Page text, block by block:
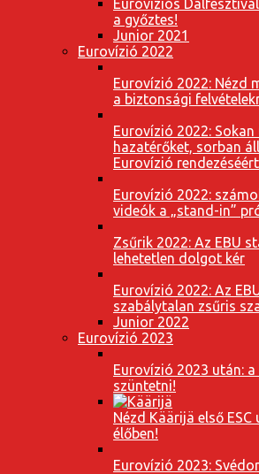
Eurovíziós
a győztes!
Junior 2021
Eurovízió 2022
Eurovízió 2022: Nézd
a biztonsági
Eurovízió 2022:
hazatérőket, sorban
Eurovízió rendezéséért
Eurovízió 2022:
videók a „stand-in”
Zsűrik 2022: Az EBU
lehetetlen dolgot kér
Eurovízió 2022: Az
szabálytalan zsűris
Junior 2022
Eurovízió 2023
Eurovízió 2023 után:
szüntetni!
Nézd Käärijä első
élőben!
Eurovízió 2023: